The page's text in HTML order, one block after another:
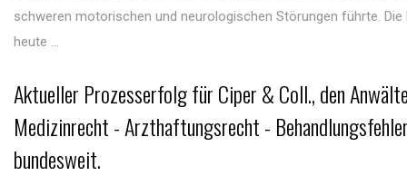
schweren motorischen und neurologischen Störungen führte. Die
heute ...
Aktueller Prozesserfolg für Ciper & Coll., den
Medizinrecht - Arzthaftungsrecht -
bundesweit.